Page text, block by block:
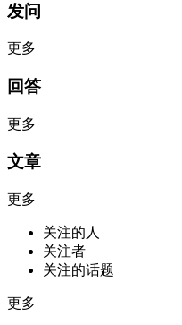
发问
更多
回答
更多
文章
更多
关注的人
关注者
关注的话题
更多